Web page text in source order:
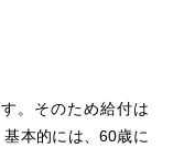
。そのため給付は
基本的には、60歳に